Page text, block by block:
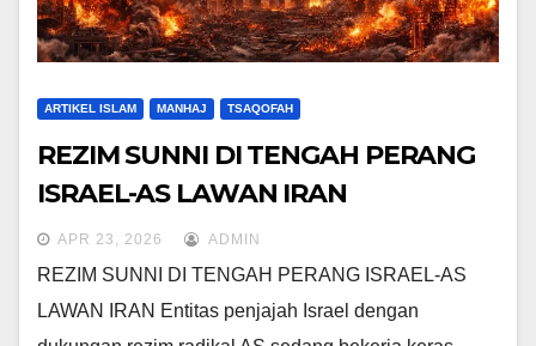
ARTIKEL ISLAM MANHAJ TSAQOFAH
REZIM SUNNI DI TENGAH PERANG
ISRAEL-AS LAWAN IRAN
APR 23, 2026 ADMIN
REZIM SUNNI DI TENGAH PERANG ISRAEL-AS
LAWAN IRAN Entitas penjajah Israel dengan